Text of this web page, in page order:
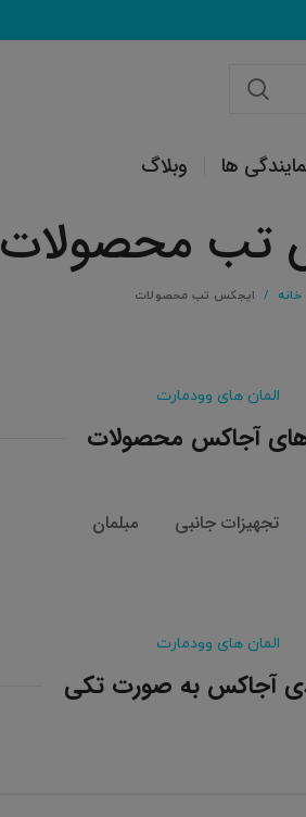
ها وبلاگ
تب محصولات
خانه ایجکس تب محصولات
المان های وودمارت
آجاکس محصولات
تجهیزات جانبی مبلمان
المان های وودمارت
آجاکس به صورت تکی